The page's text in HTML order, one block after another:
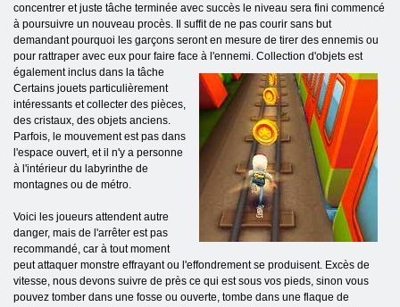
concentrer et juste tâche terminée avec succès le niveau sera fini commencé
à poursuivre un nouveau procès. Il suffit de ne pas courir sans but
demandant pourquoi les garçons seront en mesure de tirer des ennemis ou
pour rattraper avec eux pour faire face à l'ennemi. Collection d'objets est
également inclus dans la tâche
Certains jouets particulièrement
intéressants et collecter des pièces,
des cristaux, des objets anciens.
Parfois, le mouvement est pas dans
l'espace ouvert, et il n'y a personne
à l'intérieur du labyrinthe de
montagnes ou de métro.
Voici les joueurs attendent autre
danger, mais de l'arrêter est pas
recommandé, car à tout moment
peut attaquer monstre effrayant ou l'effondrement se produisent. Excès de
vitesse, nous devons suivre de près ce qui est sous vos pieds, sinon vous
pouvez tomber dans une fosse ou ouverte, tombe dans une flaque de